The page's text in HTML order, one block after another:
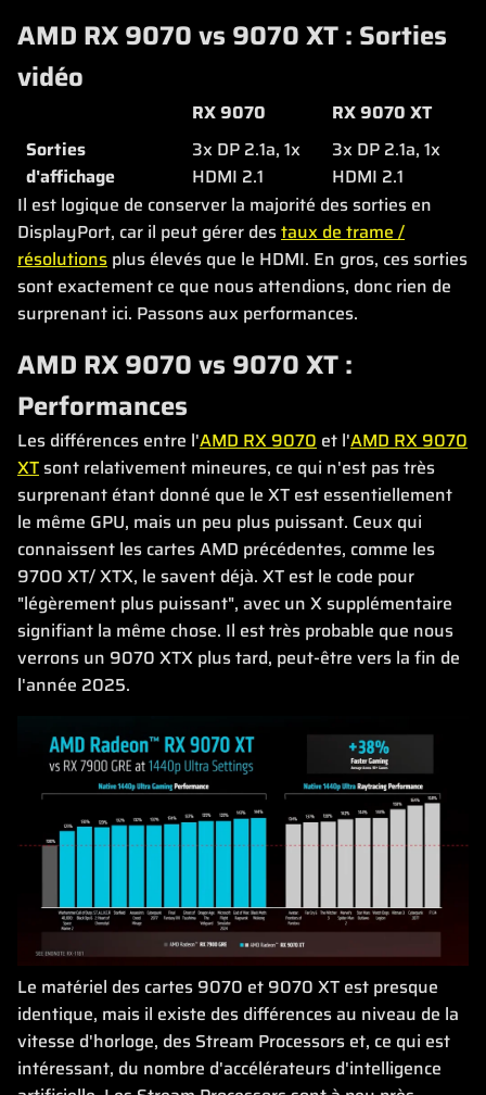
AMD RX 9070 vs 9070 XT : Sorties
vidéo
RX 9070
RX 9070 XT
Sorties
d'affichage
3x DP 2.1a, 1x
HDMI 2.1
3x DP 2.1a, 1x
HDMI 2.1
Il est logique de conserver la majorité des sorties en
DisplayPort, car il peut gérer destaux de trame /
résolutions plus élevés que le HDMI. En gros, ces sorties
sont exactement ce que nous attendions, donc rien de
surprenant ici. Passons aux performances.
AMD RX 9070 vs 9070 XT :
Performances
Les différences entre l'AMD RX 9070 et l'AMD RX 9070
XTsont relativement mineures, ce qui n'est pas très
surprenant étant donné que le XT est essentiellement
le même GPU, mais un peu plus puissant. Ceux qui
connaissent les cartes AMD précédentes, comme les
9700 XT/ XTX, le savent déjà. XT est le code pour
"légèrement plus puissant", avec un X supplémentaire
signifiant la même chose. Il est très probable que nous
verrons un 9070 XTX plus tard, peut-être vers la fin de
l'année 2025.
Le matériel des cartes 9070 et 9070 XT est presque
identique, mais il existe des différences au niveau de la
vitesse d'horloge, des Stream Processors et, ce qui est
intéressant, du nombre d'accélérateurs d'intelligence